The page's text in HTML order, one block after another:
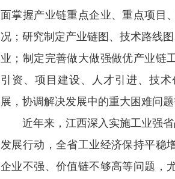
面掌握产业链重点企业、重点项目
况；研究制定产业链图、技术路线
业；制定完善做大做强做优产业链
引资、项目建设、人才引进、技
展，协调解决发展中的重大困难问题
近年来，江西深入实施工业强
发展行动，全省工业经济保持平稳
企业不强、价值链不够高等问题，